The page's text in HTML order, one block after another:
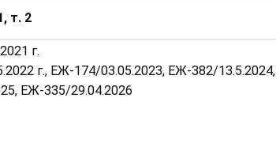
т. 2
г.
г., ЕЖ-174/03.05.2023, ЕЖ-382/13.5.2024,
ЕЖ-335/29.04.2026